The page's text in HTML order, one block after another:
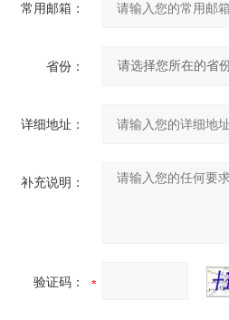
常用邮箱：
省份：
详细地址：
补充说明：
验证码：